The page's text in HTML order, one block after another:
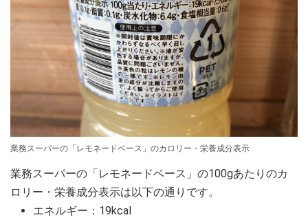
業務スーパーの「レモネードベース」のカロリー・栄養成分表示
業務スーパーの「レモネードベース」の100gあたりのカ
ロリー・栄養成分表示は以下の通りです。
エネルギー：19kcal